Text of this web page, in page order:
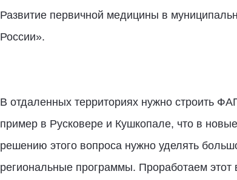
Развитие первичной медицины в
России».
В отдаленных территориях нужно строить
пример в Русковере и Кушкопале, что в
решению этого вопроса нужно уделять
региональные программы. Проработаем